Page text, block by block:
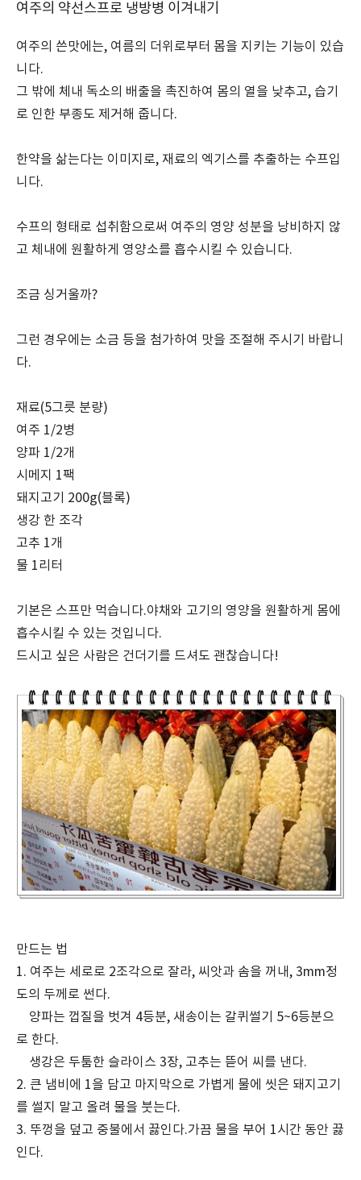
여주의 약선스프로 냉방병 이겨내기
여주의 쓴맛에는, 여름의 더위로부터 몸을 지키는 기능이 있습
니다.
그 밖에 체내 독소의 배출을 촉진하여 몸의 열을 낮추고, 습기
로 인한 부종도 제거해 줍니다.
한약을 삶는다는 이미지로, 재료의 엑기스를 추출하는 수프입
니다.
수프의 형태로 섭취함으로써 여주의 영양 성분을 낭비하지 않
고 체내에 원활하게 영양소를 흡수시킬 수 있습니다.
조금 싱거울까?
그런 경우에는 소금 등을 첨가하여 맛을 조절해 주시기 바랍니
다.
재료(5그릇 분량)
여주 1/2병
양파 1/2개
시메지 1팩
돼지고기 200g(블록)
생강 한 조각
고추 1개
물 1리터
기본은 스프만 먹습니다.야채와 고기의 영양을 원활하게 몸에
흡수시킬 수 있는 것입니다.
드시고 싶은 사람은 건더기를 드셔도 괜찮습니다!
만드는 법
1. 여주는 세로로 2조각으로 잘라, 씨앗과 솜을 꺼내, 3mm정
도의 두께로 썬다.
양파는 껍질을 벗겨 4등분, 새송이는 갈퀴썰기 5~6등분으
로 한다.
생강은 두툼한 슬라이스 3장, 고추는 뜯어 씨를 낸다.
2. 큰 냄비에 1을 담고 마지막으로 가볍게 물에 씻은 돼지고기
를 썰지 말고 올려 물을 붓는다.
3. 뚜껑을 덮고 중불에서 끓인다.가끔 물을 부어 1시간 동안 끓
인다.